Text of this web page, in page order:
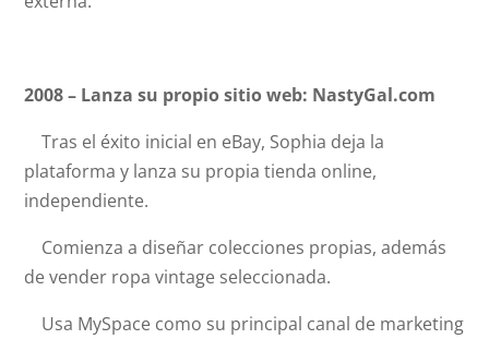
2008 – Lanza su propio sitio web: NastyGal.com
Tras el éxito inicial en eBay, Sophia deja la
plataforma y lanza su propia tienda online,
independiente.
Comienza a diseñar colecciones propias, además
de vender ropa vintage seleccionada.
Usa MySpace como su principal canal de marketing